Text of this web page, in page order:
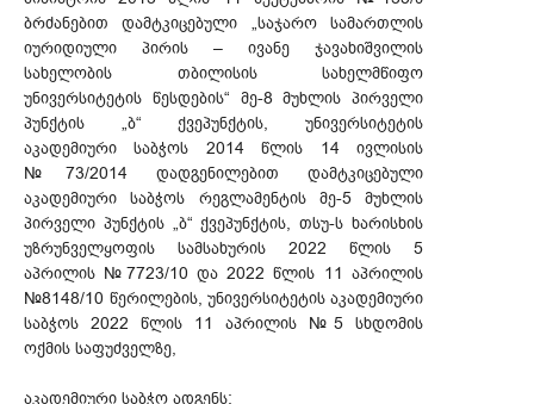
ბრძანებით დამტკიცებული „საჯარო სამართლის
იურიდიული პირის – ივანე ჯავახიშვილის
სახელობის თბილისის სახელმწიფო
უნივერსიტეტის წესდების“ მე-8 მუხლის პირველი
პუნქტის „ბ“ ქვეპუნქტის, უნივერსიტეტის
აკადემიური საბჭოს 2014 წლის 14 ივლისის
№73/2014 დადგენილებით დამტკიცებული
აკადემიური საბჭოს რეგლამენტის მე-5 მუხლის
პირველი პუნქტის „ბ“ ქვეპუნქტის, თსუ-ს ხარისხის
უზრუნველყოფის სამსახურის 2022 წლის 5
აპრილის №7723/10 და 2022 წლის 11 აპრილის
№8148/10 წერილების, უნივერსიტეტის აკადემიური
საბჭოს 2022 წლის 11 აპრილის №5 სხდომის
ოქმის საფუძველზე,
აკადემიური საბჭო ადგენს: